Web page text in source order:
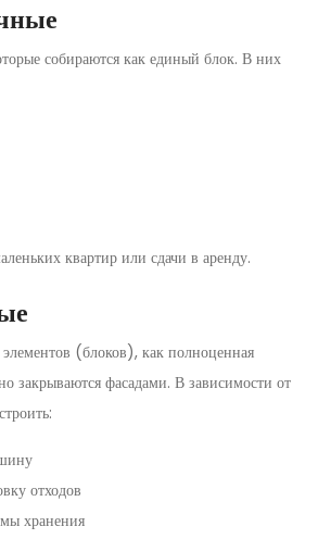
собираются как единый блок. В них
квартир или сдачи в аренду.
(блоков), как полноценная
закрываются фасадами. В зависимости от
отходов
хранения